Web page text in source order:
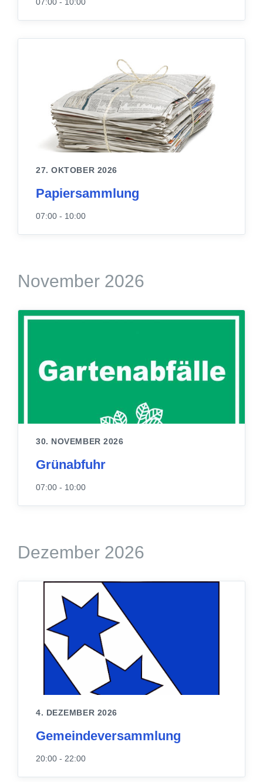
27. OKTOBER 2026
Papiersammlung
07:00 - 10:00
November 2026
30. NOVEMBER 2026
Grünabfuhr
07:00 - 10:00
Dezember 2026
4. DEZEMBER 2026
Gemeindeversammlung
20:00 - 22:00